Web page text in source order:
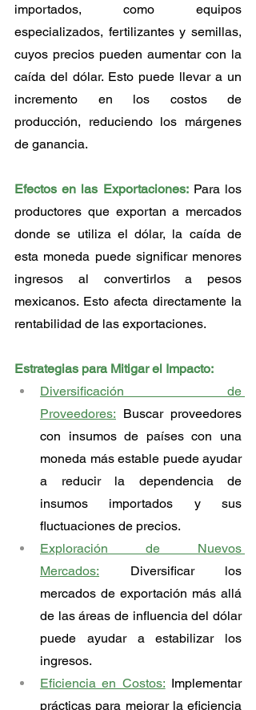
importados, como equipos
especializados, fertilizantes y semillas,
cuyos precios pueden aumentar con la
caída del dólar. Esto puede llevar a un
incremento en los costos de
producción, reduciendo los márgenes
de ganancia.
Efectos en las Exportaciones: Para los
productores que exportan a mercados
donde se utiliza el dólar, la caída de
esta moneda puede significar menores
ingresos al convertirlos a pesos
mexicanos. Esto afecta directamente la
rentabilidad de las exportaciones.
Estrategias para Mitigar el Impacto:
Diversificación de
Proveedores: Buscar proveedores
con insumos de países con una
moneda más estable puede ayudar
a reducir la dependencia de
insumos importados y sus
fluctuaciones de precios.
Exploración de Nuevos
Mercados: Diversificar los
mercados de exportación más allá
de las áreas de influencia del dólar
puede ayudar a estabilizar los
ingresos.
Eficiencia en Costos: Implementar
prácticas para mejorar la eficiencia